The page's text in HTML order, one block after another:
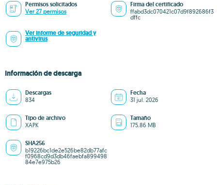
Permisos solicitados
Ver 27 permisos
Firma del certificado
ffabd3dc070421c07d9f892686f3
dffc
Ver informe de seguridad y
antivirus
Información de descarga
Descargas
834
Fecha
31 jul. 2026
Tipo de archivo
XAPK
Tamaño
175.86 MB
SHA256
b19226bc1de2e526be82db77afc
f0968cd9d3db46faebfa899498
84e7e975b26